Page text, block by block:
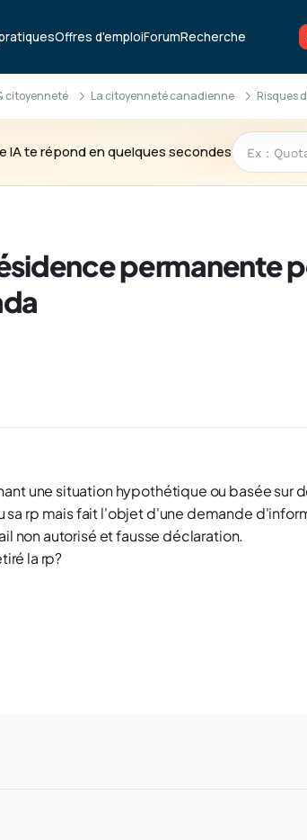
Offres d'emploiForumRecherche
citoyenneté La citoyenneté canadienne Risques
IA te répond en quelques secondes
permanente
une situation hypothétique ou basée sur
rp mais fait l'objet d'une demande
non autorisé et fausse déclaration.
la rp?